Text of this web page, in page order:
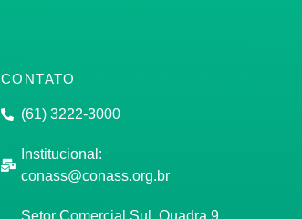
CONTATO
(61) 3222-3000
Institucional:
conass@conass.org.br